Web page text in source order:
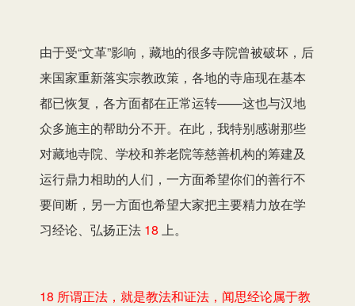
由于受“文革”影响，藏地的很多寺院曾被破坏，后
来国家重新落实宗教政策，各地的寺庙现在基本
都已恢复，各方面都在正常运转——这也与汉地
众多施主的帮助分不开。在此，我特别感谢那些
对藏地寺院、学校和养老院等慈善机构的筹建及
运行鼎力相助的人们，一方面希望你们的善行不
要间断，另一方面也希望大家把主要精力放在学
习经论、弘扬正法 18 上。
18 所谓正法，就是教法和证法，闻思经论属于教